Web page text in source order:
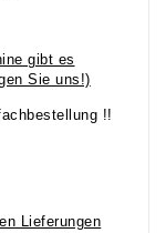
gibt es
Sie uns!)
!!
Lieferungen